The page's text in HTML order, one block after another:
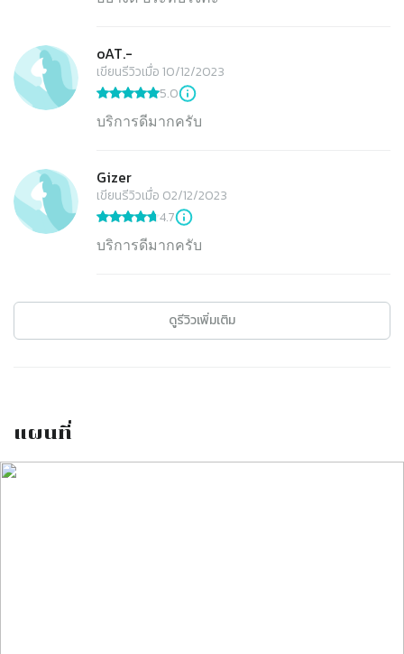
oAT.-
เขียนรีวิวเมื่อ 10/12/2023
5.0
บริการดีมากครับ
Gizer
เขียนรีวิวเมื่อ 02/12/2023
4.7
บริการดีมากครับ
ดูรีวิวเพิ่มเติม
แผนที่